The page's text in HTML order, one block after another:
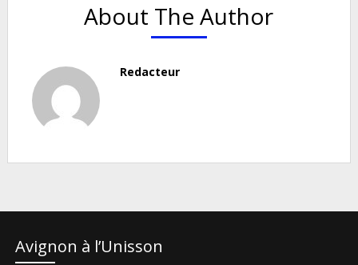
About The Author
Redacteur
Avignon à l’Unisson